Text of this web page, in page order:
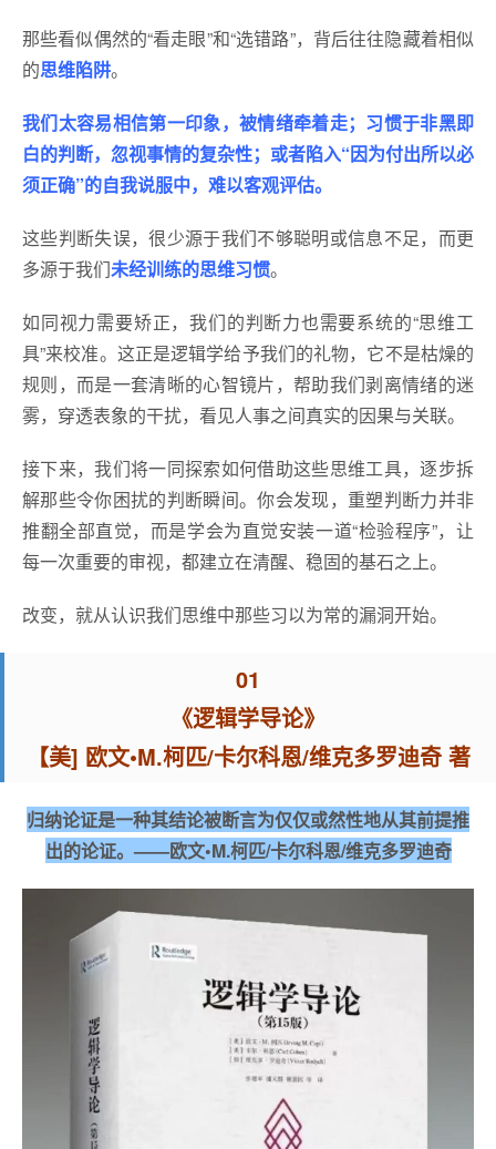
那些看似偶然的“看走眼”和“选错路”，背后往往隐藏着相似
的思维陷阱。
我们太容易相信第一印象，被情绪牵着走；习惯于非黑即
白的判断，忽视事情的复杂性；或者陷入“因为付出所以必
须正确”的自我说服中，难以客观评估。
这些判断失误，很少源于我们不够聪明或信息不足，而更
多源于我们未经训练的思维习惯。
如同视力需要矫正，我们的判断力也需要系统的“思维工
具”来校准。这正是逻辑学给予我们的礼物，它不是枯燥的
规则，而是一套清晰的心智镜片，帮助我们剥离情绪的迷
雾，穿透表象的干扰，看见人事之间真实的因果与关联。
接下来，我们将一同探索如何借助这些思维工具，逐步拆
解那些令你困扰的判断瞬间。你会发现，重塑判断力并非
推翻全部直觉，而是学会为直觉安装一道“检验程序”，让
每一次重要的审视，都建立在清醒、稳固的基石之上。
改变，就从认识我们思维中那些习以为常的漏洞开始。
01
《逻辑学导论》
【美] 欧文•M.柯匹/卡尔科恩/维克多罗迪奇 著
归纳论证是一种其结论被断言为仅仅或然性地从其前提推
出的论证。——欧文•M.柯匹/卡尔科恩/维克多罗迪奇